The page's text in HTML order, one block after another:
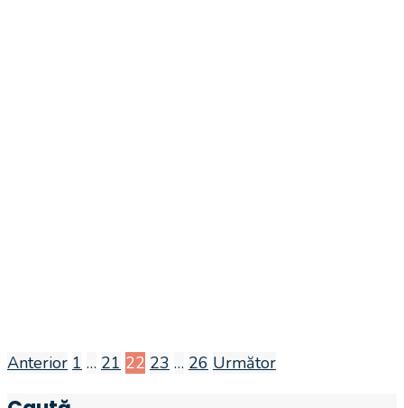
Anterior 1 … 21 22 23 … 26 Următor